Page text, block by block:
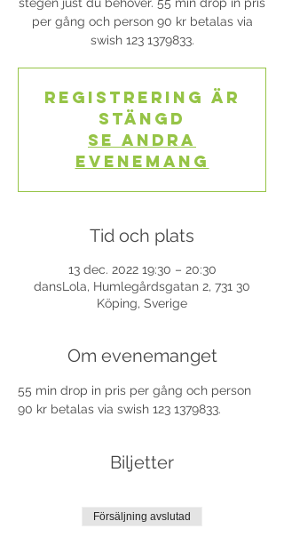
per gång och person 90 kr betalas via
swish 123 1379833.
Registrering är
stängd
Se andra
evenemang
Tid och plats
13 dec. 2022 19:30 – 20:30
dansLola, Humlegårdsgatan 2, 731 30
Köping, Sverige
Om evenemanget
55 min drop in pris per gång och person
90 kr betalas via swish 123 1379833.
Biljetter
Försäljning avslutad